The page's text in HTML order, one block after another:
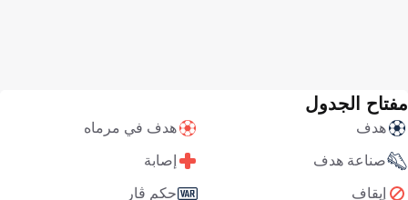
مفتاح الجدول
هدف هدف في مرماه
صناعة هدف إصابة
إيقاف حكم ڤار